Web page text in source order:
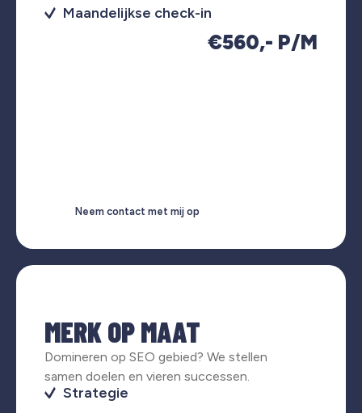
Maandelijkse check-in
€560,- P/M
Neem contact met mij op
MERK OP MAAT
Domineren op SEO gebied? We stellen
samen doelen en vieren successen.
Strategie